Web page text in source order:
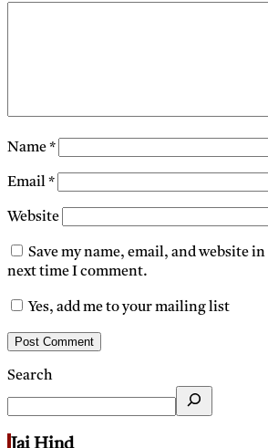
Name*
Email*
Website
Save my name, email, and website
next time I comment.
Yes, add me to your mailing list
Search